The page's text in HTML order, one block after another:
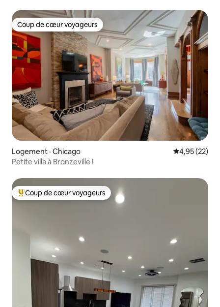
Coup de cœur voyageurs
Coup de cœur voyageurs
Logement · Chicago Note
4,95 (22)
Petite villa à Bronzeville !
Coup de cœur voyageurs parmi les plus aimés
Coup de cœur voyageurs